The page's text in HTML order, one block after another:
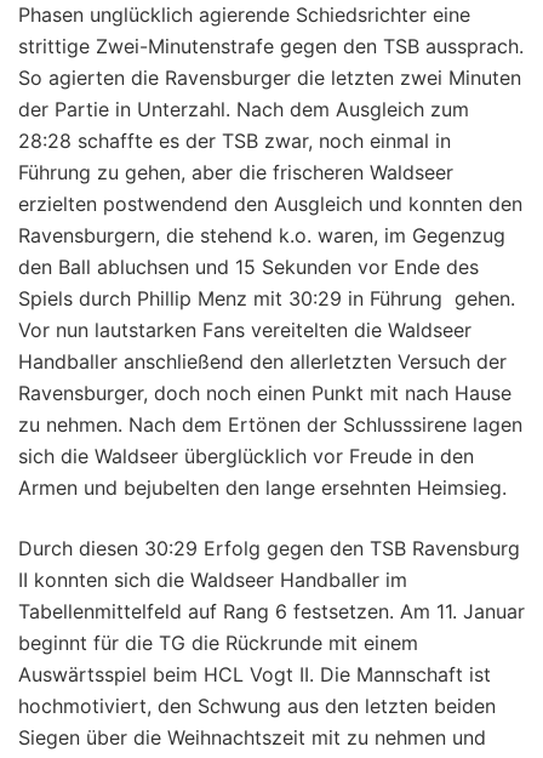
Phasen unglücklich agierende Schiedsrichter eine
strittige Zwei-Minutenstrafe gegen den TSB aussprach.
So agierten die Ravensburger die letzten zwei Minuten
der Partie in Unterzahl. Nach dem Ausgleich zum
28:28 schaffte es der TSB zwar, noch einmal in
Führung zu gehen, aber die frischeren Waldseer
erzielten postwendend den Ausgleich und konnten den
Ravensburgern, die stehend k.o. waren, im Gegenzug
den Ball abluchsen und 15 Sekunden vor Ende des
Spiels durch Phillip Menz mit 30:29 in Führung gehen.
Vor nun lautstarken Fans vereitelten die Waldseer
Handballer anschließend den allerletzten Versuch der
Ravensburger, doch noch einen Punkt mit nach Hause
zu nehmen. Nach dem Ertönen der Schlusssirene lagen
sich die Waldseer überglücklich vor Freude in den
Armen und bejubelten den lange ersehnten Heimsieg.
Durch diesen 30:29 Erfolg gegen den TSB Ravensburg
II konnten sich die Waldseer Handballer im
Tabellenmittelfeld auf Rang 6 festsetzen. Am 11. Januar
beginnt für die TG die Rückrunde mit einem
Auswärtsspiel beim HCL Vogt II. Die Mannschaft ist
hochmotiviert, den Schwung aus den letzten beiden
Siegen über die Weihnachtszeit mit zu nehmen und